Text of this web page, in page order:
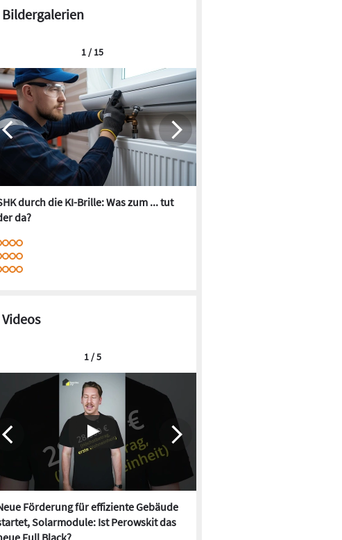
Bildergalerien
durch die KI-Brille: Was zum ... tut
da?
1 / 15
Videos
Förderung für effiziente Gebäude
Solarmodule: Ist Perowskit das
1 / 5